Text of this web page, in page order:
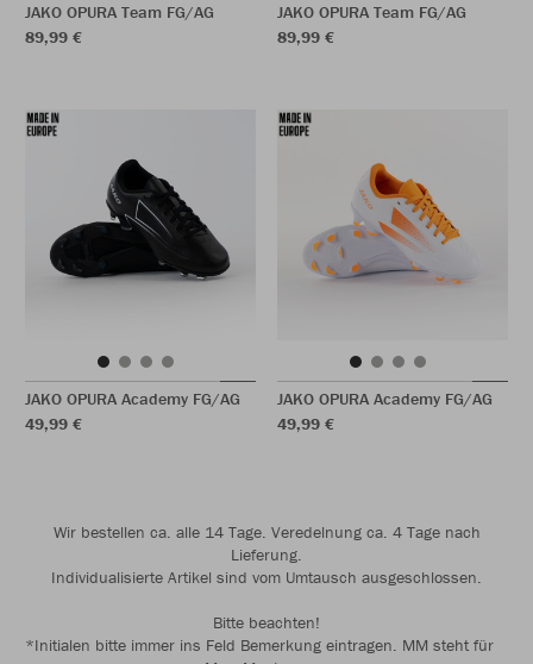
JAKO OPURA Team FG/AG
89,99 €
JAKO OPURA Team FG/AG
89,99 €
JAKO OPURA Academy FG/AG
49,99 €
JAKO OPURA Academy FG/AG
49,99 €
Wir bestellen ca. alle 14 Tage. Veredelnung ca. 4 Tage nach
Lieferung.
Individualisierte Artikel sind vom Umtausch ausgeschlossen.
Bitte beachten!
*Initialen bitte immer ins Feld Bemerkung eintragen. MM steht für